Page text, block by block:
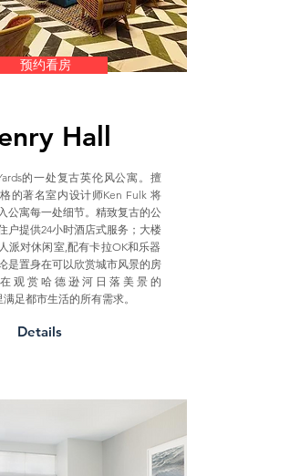
Hall
预约看房
的一处复古英伦风公寓。擅
的著名室内设计师Ken Fulk 将
公寓每一处细节。精致复古的公
户提供24小时酒店式服务；大楼
派对休闲室,配有卡拉OK和乐器
是置身在可以欣赏城市风景的房
观赏哈德逊河日落美景的
足都市生活的所有需求。
Details